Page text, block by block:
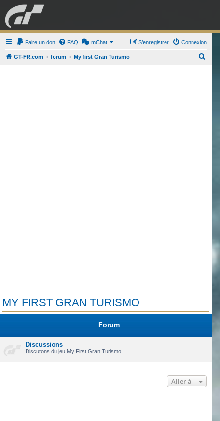
GRAN TURISMO FORUM
Faire un don FAQ mChat Connexion
S’enregistrer
GT-FR.com forum My first Gran Turismo
MY FIRST GRAN TURISMO
Forum
Discussions
Discutons du jeu My First Gran Turismo
Aller à